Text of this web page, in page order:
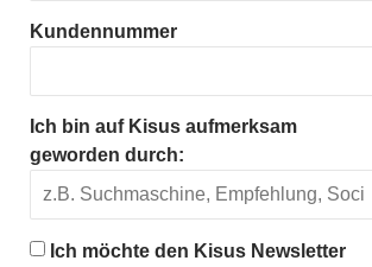
Kundennummer
Ich bin auf Kisus aufmerksam
geworden durch:
Ich möchte den Kisus Newsletter